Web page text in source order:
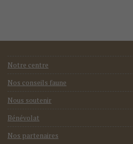
Notre centre
Nos conseils faune
Nous soutenir
Bénévolat
Nos partenaires